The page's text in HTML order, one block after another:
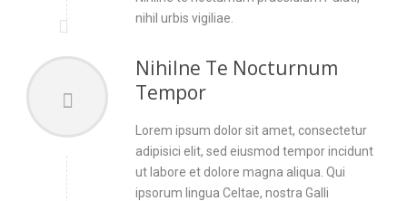
nihil urbis vigiliae.
Nihilne Te Nocturnum
Tempor
Lorem ipsum dolor sit amet, consectetur
adipisici elit, sed eiusmod tempor incidunt
ut labore et dolore magna aliqua. Qui
ipsorum lingua Celtae, nostra Galli